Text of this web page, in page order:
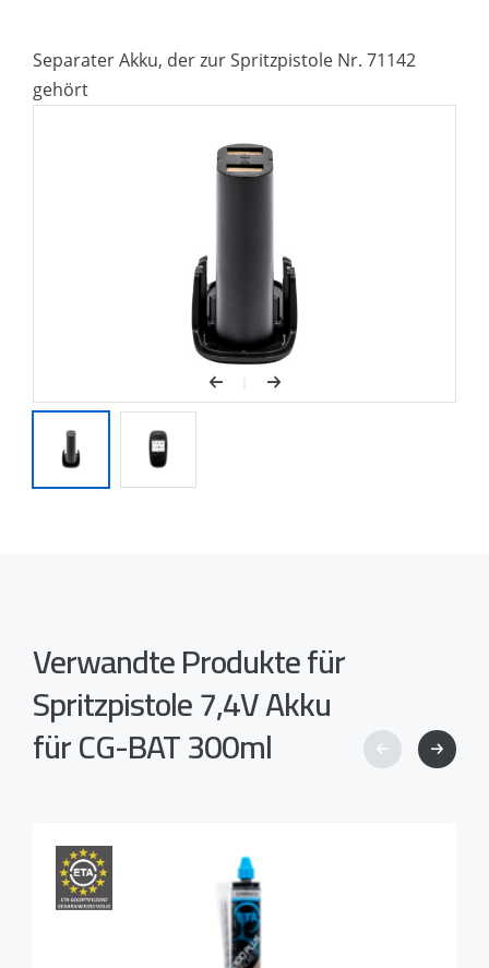
Separater Akku, der zur Spritzpistole Nr. 71142
gehört
Verwandte Produkte für
Spritzpistole 7,4V Akku
für CG-BAT 300ml